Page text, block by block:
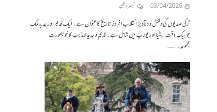
03/04/2025 تبصرہ لکھیے
ترکی صدیوں کی دلکش و دلآویز انقلاب افروز تاریخ کا عنوان ہے۔ ایک قدیم اور جدید ملک
جو بیک وقت ایشیا اور یورپ میں شامل ہے۔ قدیم و جدید تہذیب کا خوبصورت
مجموعہ…...